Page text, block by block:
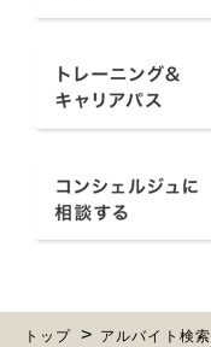
トップ アルバイト検索